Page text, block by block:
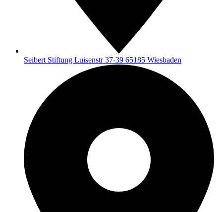
Seibert Stiftung Luisenstr 37-39 65185 Wiesbaden